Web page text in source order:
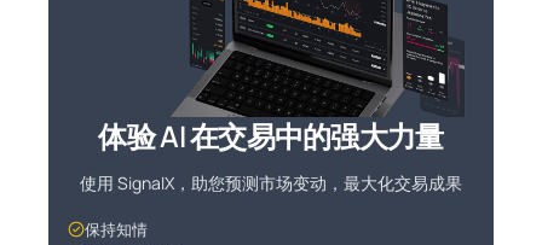
体验 AI 在交易中的强大力量
使用 SignalX，助您预测市场变动，最大化交易成果
保持知情